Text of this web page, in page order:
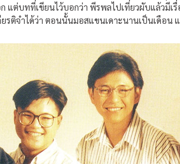
แต่บทที่เขียนไว้บอกว่า พีรพลไปเที่ยวผับแล้วมี
รติจำได้ว่า ตอนนั้นมอสแขนเดาะนานเป็นเดือ